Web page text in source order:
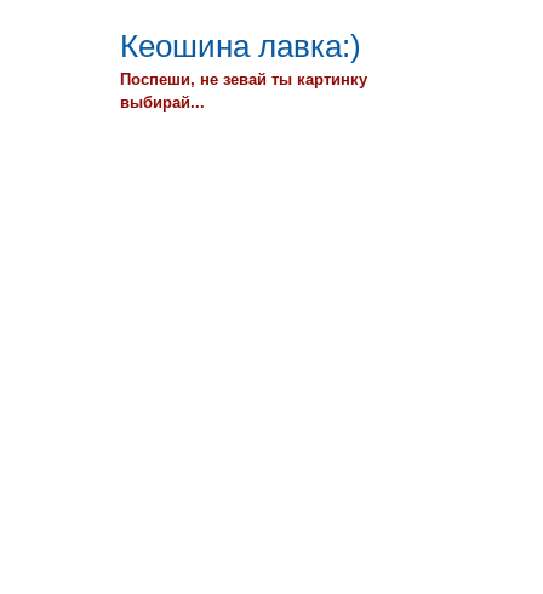
Кеошина лавка:)
Поспеши, не зевай ты картинку
выбирай...